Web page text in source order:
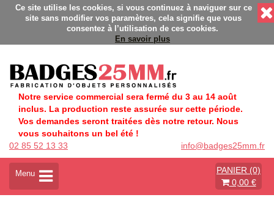
Fabrication Française éco-responsable - Délais rapides - Sans
Ce site utilise les cookies, si vous continuez à naviguer sur ce
site sans modifier vos paramètres, cela signifie que vous
consentez à l’utilisation de ces cookies.
En savoir plus
Notre service commercial sera fermé du 3 au 14 août
inclus. La production reste assurée sur cette période.
Vos demandes seront traitées dès notre retour. Nous
vous souhaitons un bel été !
02 85 52 13 33
info@badges25mm.fr
A
t
Menu
PANIER (0)
0,00 €